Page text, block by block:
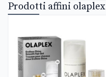
Prodotti affini olaplex